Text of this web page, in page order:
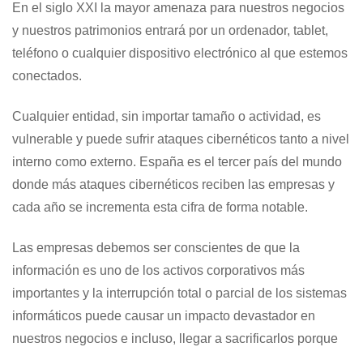
En el siglo XXI la mayor amenaza para nuestros negocios
y nuestros patrimonios entrará por un ordenador, tablet,
teléfono o cualquier dispositivo electrónico al que estemos
conectados.
Cualquier entidad, sin importar tamaño o actividad, es
vulnerable y puede sufrir ataques cibernéticos tanto a nivel
interno como externo. España es el tercer país del mundo
donde más ataques cibernéticos reciben las empresas y
cada año se incrementa esta cifra de forma notable.
Las empresas debemos ser conscientes de que la
información es uno de los activos corporativos más
importantes y la interrupción total o parcial de los sistemas
informáticos puede causar un impacto devastador en
nuestros negocios e incluso, llegar a sacrificarlos porque